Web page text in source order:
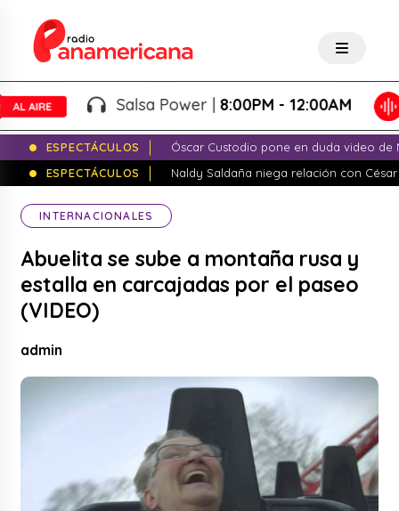
Salsa Power |8:00PM - 12:00AM
ESPECTÁCULOS
Óscar Custodio pone en duda video de
ESPECTÁCULOS
Naldy Saldaña niega relación con
INTERNACIONALES
Abuelita se sube a montaña rusa y
estalla en carcajadas por el paseo
(VIDEO)
admin